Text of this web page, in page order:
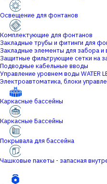
Освещение для фонтанов
Комплектующие для фонтанов
Закладные трубы и фитинги для
Закладные элементы для забора
Защитные фильтрующие сетки на
Подводные кабельные вводы
Управление уровнем воды WATER
Электроавтоматика, блоки
Каркасные бассейны
Каркасные Бассейны
Покрывала для бассейна
Чашковые пакеты - запасная